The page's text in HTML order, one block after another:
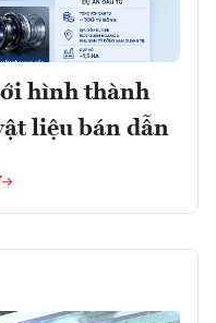
hình thành
liệu bán dẫn